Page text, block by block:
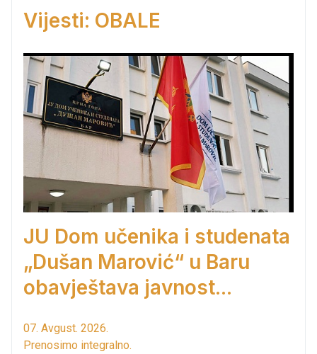
Vijesti: OBALE
JU Dom učenika i studenata
„Dušan Marović“ u Baru
obavještava javnost...
07. Avgust. 2026.
Prenosimo integralno.